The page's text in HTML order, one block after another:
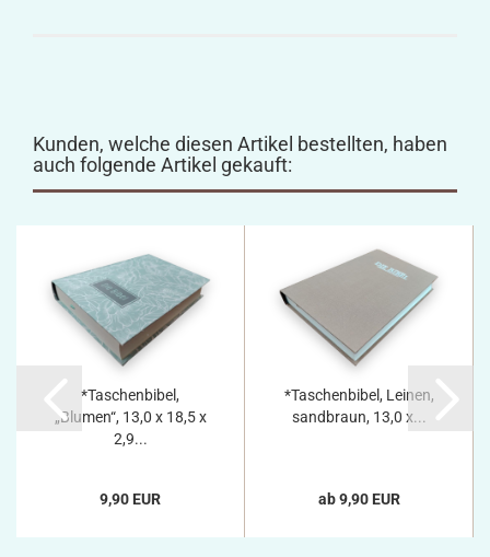
Kunden, welche diesen Artikel bestellten, haben
auch folgende Artikel gekauft:
*Taschenbibel,
„Blumen“, 13,0 x 18,5 x
2,9...
9,90 EUR
*Taschenbibel, Leinen,
sandbraun, 13,0 x...
ab 9,90 EUR